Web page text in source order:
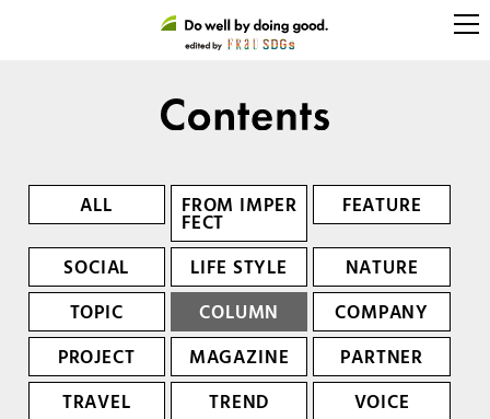
ALL FROM IMPER
FECT
FEATURE
SOCIAL LIFE STYLE
NATURE
TOPIC
COLUMN
COMPANY
PROJECT
MAGAZINE
PARTNER
TRAVEL
TREND VOICE